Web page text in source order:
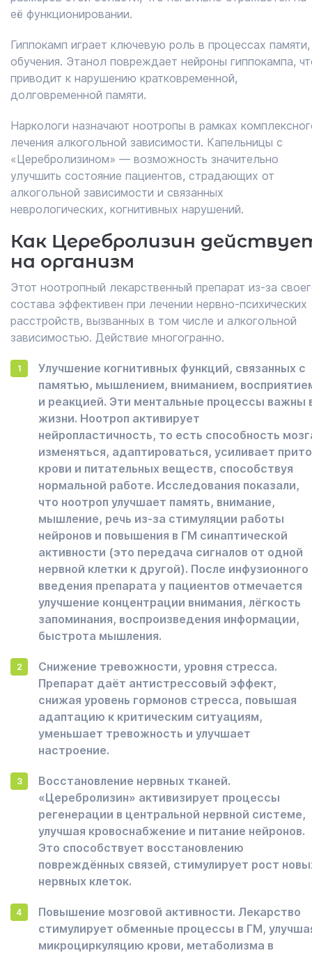
её функционировании.
Гиппокамп играет ключевую роль в процессах памяти,
обучения. Этанол повреждает нейроны гиппокампа,
приводит к нарушению кратковременной,
долговременной памяти.
Наркологи назначают ноотропы в рамках
лечения алкогольной зависимости. Капельницы с
«Церебролизином» — возможность значительно
улучшить состояние пациентов, страдающих от
алкогольной зависимости и связанных
неврологических, когнитивных нарушений.
Как Церебролизин
на организм
Этот ноотропный лекарственный препарат из-за
состава эффективен при лечении нервно-психических
расстройств, вызванных в том числе и алкогольной
зависимостью. Действие многогранно.
Улучшение когнитивных функций, связанных с
памятью, мышлением, вниманием,
и реакцией. Эти ментальные процессы важны
жизни. Ноотроп активирует
нейропластичность, то есть способность
изменяться, адаптироваться, усиливает
крови и питательных веществ, способствуя
нормальной работе. Исследования показали,
что ноотроп улучшает память, внимание,
мышление, речь из-за стимуляции работы
нейронов и повышения в ГМ синаптической
активности (это передача сигналов от одной
нервной клетки к другой). После инфузионного
введения препарата у пациентов отмечается
улучшение концентрации внимания, лёгкость
запоминания, воспроизведения информации,
быстрота мышления.
Снижение тревожности, уровня стресса.
Препарат даёт антистрессовый эффект,
снижая уровень гормонов стресса, повышая
адаптацию к критическим ситуациям,
уменьшает тревожность и улучшает
настроение.
Восстановление нервных тканей.
«Церебролизин» активизирует процессы
регенерации в центральной нервной системе,
улучшая кровоснабжение и питание нейронов.
Это способствует восстановлению
повреждённых связей, стимулирует рост
нервных клеток.
Повышение мозговой активности. Лекарство
стимулирует обменные процессы в ГМ,
микроциркуляцию крови, метаболизма в